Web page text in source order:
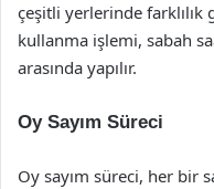
çeşitli yerlerinde
kullanma işlemi, sabah
arasında yapılır.
Oy Sayım Süreci
Oy sayım süreci, her bir